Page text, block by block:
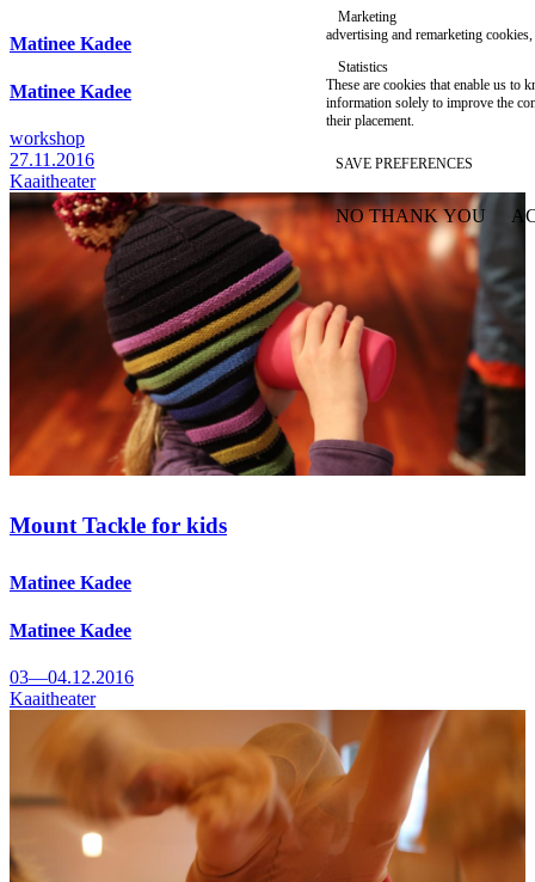
Matinee Kadee
Matinee Kadee
workshop
27.11.2016
Kaaitheater
Mount Tackle for kids
Matinee Kadee
Matinee Kadee
03—04.12.2016
Kaaitheater
Marketing
advertising and remarketing cookies,
Statistics
These are cookies that enable us to
information solely to improve the
their placement.
SAVE PREFERENCES
NO THANK YOU
WITHDRAW